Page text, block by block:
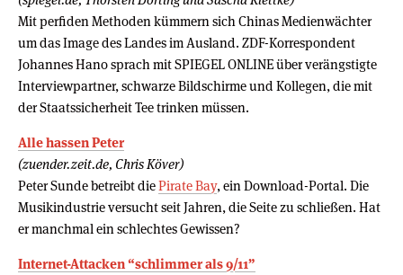
Mit perfiden Methoden kümmern sich Chinas Medienwächter
um das Image des Landes im Ausland. ZDF-Korrespondent
Johannes Hano sprach mit SPIEGEL ONLINE über verängstigte
Interviewpartner, schwarze Bildschirme und Kollegen, die mit
der Staatssicherheit Tee trinken müssen.
Alle hassen Peter
(zuender.zeit.de, Chris Köver)
Peter Sunde betreibt diePirate Bay, ein Download-Portal. Die
Musikindustrie versucht seit Jahren, die Seite zu schließen. Hat
er manchmal ein schlechtes Gewissen?
Internet-Attacken “schlimmer als 9/11”